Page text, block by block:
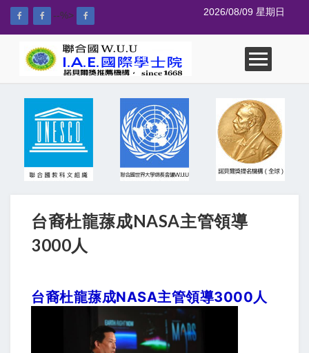
--%> 2026/08/09 星期日
台裔杜龍蓀成NASA主管領導
3000人
台裔杜龍蓀成NASA主管領導3000人